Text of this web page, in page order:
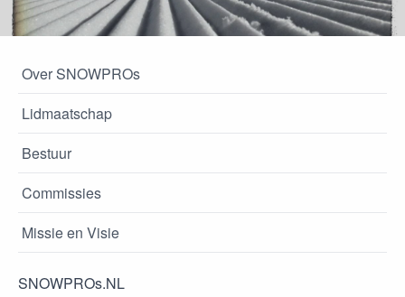
Over SNOWPROs
Lidmaatschap
Bestuur
Commissies
Missie en Visie
SNOWPROs.NL